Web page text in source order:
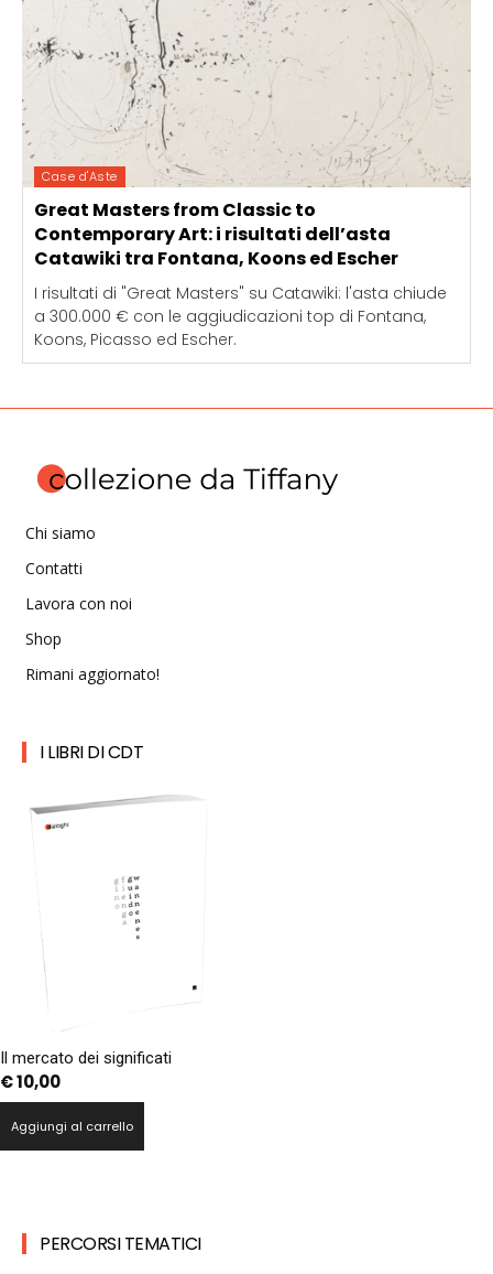
Case d'Aste
Great Masters from Classic to
Contemporary Art: i risultati dell’asta
Catawiki tra Fontana, Koons ed Escher
I risultati di "Great Masters" su Catawiki: l'asta chiude
a 300.000 € con le aggiudicazioni top di Fontana,
Koons, Picasso ed Escher.
Chi siamo
Contatti
Lavora con noi
Shop
Rimani aggiornato!
I LIBRI DI CDT
Il mercato dei significati
€10,00
Aggiungi al carrello
PERCORSI TEMATICI